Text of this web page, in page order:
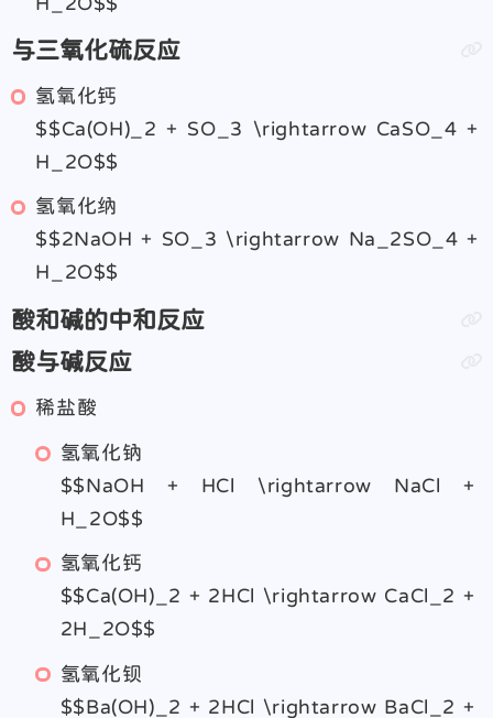
与三氧化硫反应
氢氧化钙
$$Ca(OH)_2 + SO_3 \rightarrow CaSO_4 +
H_2O$$
氢氧化纳
$$2NaOH + SO_3 \rightarrow Na_2SO_4 +
H_2O$$
酸和碱的中和反应
酸与碱反应
稀盐酸
氢氧化钠
$$NaOH + HCl \rightarrow NaCl +
H_2O$$
氢氧化钙
$$Ca(OH)_2 + 2HCl \rightarrow CaCl_2 +
2H_2O$$
氢氧化钡
$$Ba(OH)_2 + 2HCl \rightarrow BaCl_2 +